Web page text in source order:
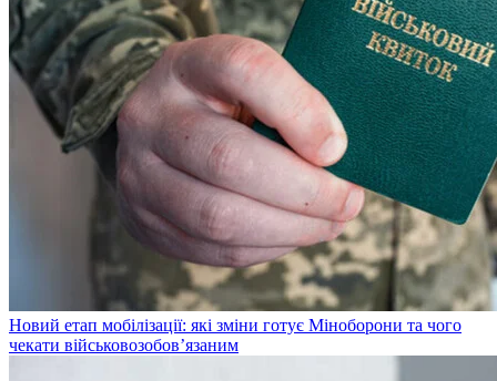
Новий етап мобілізації: які зміни готує Міноборони та чого
чекати військовозобов’язаним